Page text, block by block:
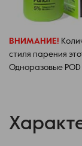
ВНИМАНИЕ!
стиля парения
Одноразовые